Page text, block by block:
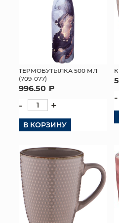
ГРУНТЫ И
ПРЕДМЕТЫ
МЯГКИЕ
ПАКЕТЫ И
ТЕРМОБУТЫЛКА 500 МЛ
(709-077)
996.50 ₽
- +
В КОРЗИНУ
-